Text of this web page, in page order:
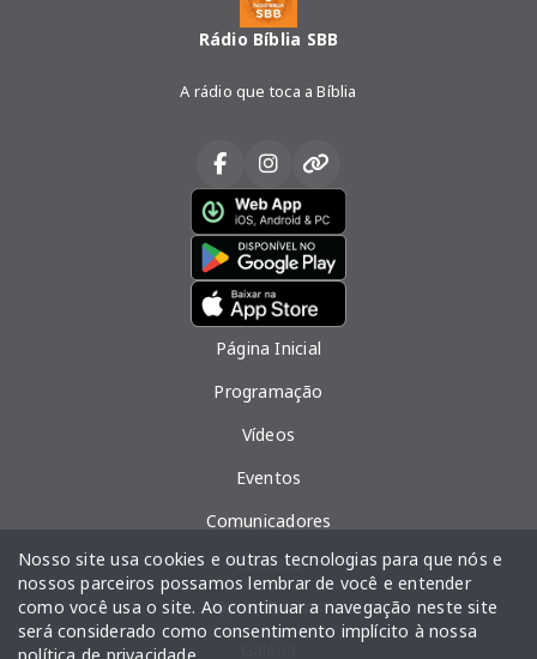
Rádio Bíblia SBB
A rádio que toca a Bíblia
Página Inicial
Programação
Vídeos
Eventos
Comunicadores
Contato
Quem Somos
Nosso site usa cookies e outras tecnologias para que nós e
nossos parceiros possamos lembrar de você e entender
como você usa o site. Ao continuar a navegação neste site
será considerado como consentimento implícito à nossa